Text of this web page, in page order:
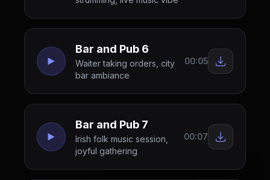
Bar and Pub 6
Waiter taking orders, city
bar ambiance
00:05
Bar and Pub 7
Irish folk music session,
joyful gathering
00:07